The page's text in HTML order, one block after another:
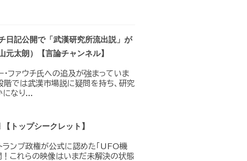
日記公開で「武漢研究所流出説」が
太朗）【言論チャンネル】
ファウチ氏への追及が強まっていま
階では武漢市場説に疑問を持ち、研究
になり...
トップシークレット】
ランプ政権が公式に認めた｢UFO機
これらの映像はいまだ未解決の状態